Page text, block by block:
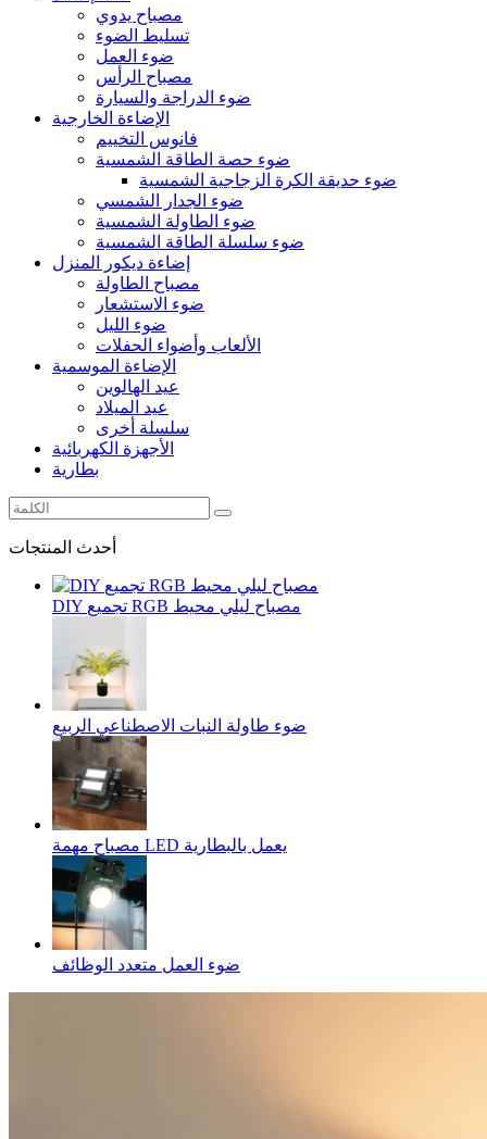
مصباح يدوي
تسليط الضوء
ضوء العمل
مصباح الرأس
ضوء الدراجة والسيارة
الإضاءة الخارجية
فانوس التخييم
ضوء حصة الطاقة الشمسية
ضوء حديقة الكرة الزجاجية الشمسية
ضوء الجدار الشمسي
ضوء الطاولة الشمسية
ضوء سلسلة الطاقة الشمسية
إضاءة ديكور المنزل
مصباح الطاولة
ضوء الاستشعار
ضوء الليل
الألعاب وأضواء الحفلات
الإضاءة الموسمية
عيد الهالوين
عيد الميلاد
سلسلة أخرى
الأجهزة الكهربائية
بطارية
أحدث المنتجات
DIY تجميع RGB مصباح ليلي محيط
ضوء طاولة النبات الاصطناعي الربيع
مصباح مهمة LED يعمل بالبطارية
ضوء العمل متعدد الوظائف